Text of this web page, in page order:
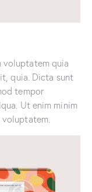
voluptatem quia
quia. Dicta sunt
tempor
Ut enim minim
voluptatem.